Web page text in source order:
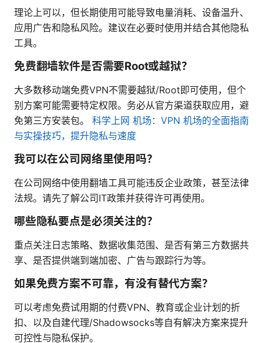
理论上可以，但长期使用可能导致电量消耗、设备温升、
应用广告和隐私风险。建议在必要时使用并结合其他隐私
工具。
免费翻墙软件是否需要Root或越狱？
大多数移动端免费VPN不需要越狱/Root即可使用，但个
别方案可能需要特定权限。务必从官方渠道获取应用，避
免第三方安装包。 科学上网 机场：VPN 机场的全面指南
与实操技巧，提升隐私与速度
我可以在公司网络里使用吗？
在公司网络中使用翻墙工具可能违反企业政策，甚至法律
法规。请先了解公司IT政策并获得许可再使用。
哪些隐私要点是必须关注的？
重点关注日志策略、数据收集范围、是否有第三方数据共
享、是否提供端到端加密、广告与跟踪行为等。
如果免费方案不可靠，有没有替代方案？
可以考虑免费试用期的付费VPN、教育或企业计划的折
扣、以及自建代理/Shadowsocks等自有解决方案来提升
可控性与隐私保护。